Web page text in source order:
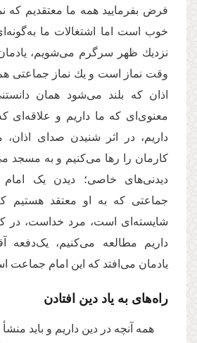
فرض بفرمایید همه‌‌ ما معتقدیم كه
خوب است اما اشتغالات ما
نزدیك ظهر سرگرم می‌شویم،
وقت نماز است و یك نماز جماعتى
اذان كه بلند مى‌‌شود همان
معنوی‌ای كه ما داریم و علاقه‌‌اى
داریم، در اثر شنیدن صداى
كارمان را رها مى‌‌كنیم و به مسجد
دیدنى‌‌هاى خاصى؛ دیدن یک
جماعتى كه به او معتقد هستیم
شایسته‌‌اى است، مرد خداست، در
داریم مطالعه مى‌‌كنیم، یک‌دفعه
یادمان مى‌‌افتد كه این امام جماعت
راه‌های به یاد دین افتادن
همه آنچه در دین داریم و باید منشأ